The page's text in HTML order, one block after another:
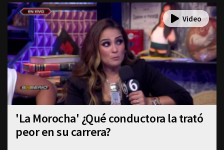
'La Morocha' ¿Qué conductora la trató
peor en su carrera?